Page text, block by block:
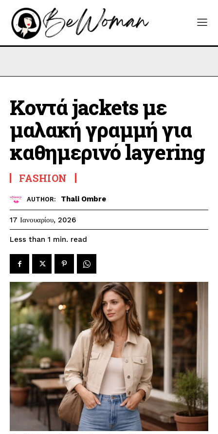
Κοντά jackets με
μαλακή γραμμή για
καθημερινό layering
FASHION
AUTHOR: Thali Ombre
17 Ιανουαρίου, 2026
Less than 1 min. read